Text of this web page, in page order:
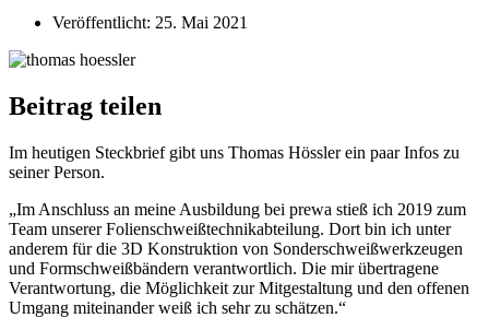
Veröffentlicht: 25. Mai 2021
Beitrag teilen
Im heutigen Steckbrief gibt uns Thomas Hössler ein paar Infos zu
seiner Person.
⁣„Im Anschluss an meine Ausbildung bei prewa stieß ich 2019 zum
Team unserer Folienschweißtechnikabteilung. Dort bin ich unter
anderem für die 3D Konstruktion von Sonderschweißwerkzeugen
und Formschweißbändern verantwortlich. Die mir übertragene
Verantwortung, die Möglichkeit zur Mitgestaltung und den offenen
Umgang miteinander weiß ich sehr zu schätzen.“